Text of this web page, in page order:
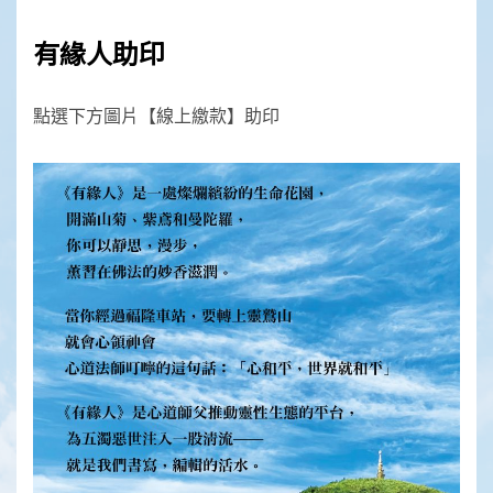
有緣人助印
點選下方圖片【線上繳款】助印